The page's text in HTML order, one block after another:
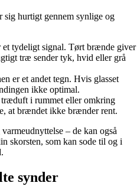
hurtigt gennem synlige og
et tydeligt signal. Tørt brænde giver
træ sender tyk, hvid eller grå
er et andet tegn. Hvis glasset
ikke optimal.
i rummet eller omkring
at brændet ikke brænder rent.
– de kan også
skorsten, som kan sode til og i
synder